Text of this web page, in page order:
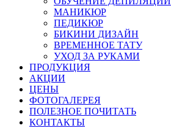
МАНИКЮР
ПЕДИКЮР
БИКИНИ ДИЗАЙН
ВРЕМЕННОЕ ТАТУ
УХОД ЗА РУКАМИ
ПРОДУКЦИЯ
АКЦИИ
ЦЕНЫ
ФОТОГАЛЕРЕЯ
ПОЛЕЗНОЕ ПОЧИТАТЬ
КОНТАКТЫ